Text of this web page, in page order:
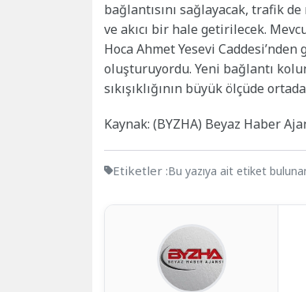
bağlantısını sağlayacak, trafik
ve akıcı bir hale getirilecek.
Hoca Ahmet Yesevi
oluşturuyordu. Yeni bağlantı
sıkışıklığının büyük ölçüde
Kaynak: (BYZHA) Beyaz Haber
Etiketler :Bu yazıya ait etiket